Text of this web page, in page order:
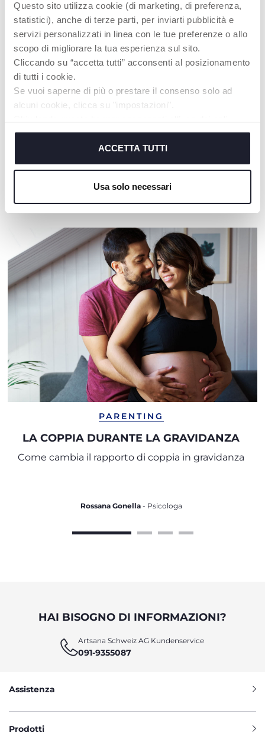
Questo sito utilizza cookie (di marketing, di preferenza,
statistici), anche di terze parti, per inviarti pubblicità e
servizi personalizzati in linea con le tue preferenze o allo
scopo di migliorare la tua esperienza sul sito.
Cliccando su “accetta tutti” acconsenti al posizionamento
di tutti i cookie.
Se vuoi saperne di più o prestare il consenso solo ad
alcuni cookie, clicca su "impostazioni".
cookie tecnici, indispensabili per fruire del servizio
ACCETTA TUTTI
Usa solo necessari
+ COLORI
Baby Hug 4in1 Armonia Chicco Next2Me Armonia
I NOSTRI CONSIGLI
PARENTING
LA COPPIA DURANTE LA GRAVIDANZA
Come cambia il rapporto di coppia in gravidanza
Rossana Gonella - Psicologa
HAI BISOGNO DI INFORMAZIONI?
Artsana Schweiz AG Kundenservice
091-9355087
Assistenza
Prodotti